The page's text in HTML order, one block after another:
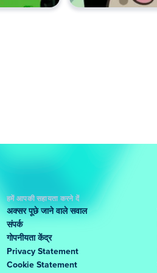
हमें आपकी सहायता करने दें
अक्सर पूछे जाने वाले सवाल
संपर्क
गोपनीयता केंद्र
Privacy Statement
Cookie Statement